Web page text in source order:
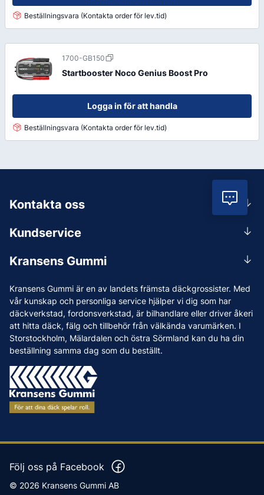
Beställningsvara (Kontakta order för lev.tid)
1700-GB150
Startbooster Noco Genius Boost Pro
Logga in för att handla
Beställningsvara (Kontakta order för lev.tid)
Kransens Gummi är en av landets främsta däckgrossister. Med
vår kunskap och personliga service hjälper vi dig som har
däckverkstad, fordonsverkstad, är bilhandlare eller driver åkeri
att hitta däck, fälg och tillbehör från välkända varumärken. I
Storstockholm, Mälardalen och östra Sörmland kan du ha din
beställning samma dag som du beställt.
Kundservice
Leverans
Reklamation & återköp
Betalning & faktura
Köpvillkor
Vanliga frågor och svar
Kransens Gummi
Vi som jobbar på Kransens Gummi
Jobba hos oss
Nyheter
Tips & Råd
Varumärken
Våra Verkstäder
Press
Kontakta oss
0156-409 00
Mån-Tors 07.30-16:30, Fre 07.30-15.00.
Lunchstängt 12:00-12:30
Följ oss på Facebook
© 2026 Kransens Gummi AB